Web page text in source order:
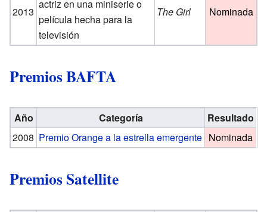
2013
actriz en una miniserie o
película hecha para la
televisión
The Girl Nominada
Premios BAFTA
Año Categoría
Resultado
2008 Premio Orange a la estrella emergente Nominada
Premios Satellite